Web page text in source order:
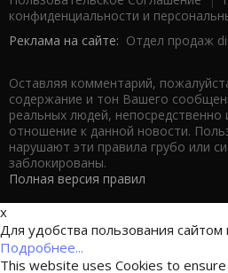
конфиденциальности и
Реклама на сайте: Отдел продаж
Оставляя комментарий,
содержание и тон Вашего
реальных людей,
отношение к данной новости.
нарушают эти правила грубо или
заблокированы.
Полная версия правил
x
Для удобства пользования сайтом
Подробнее...
This website uses Cookies to